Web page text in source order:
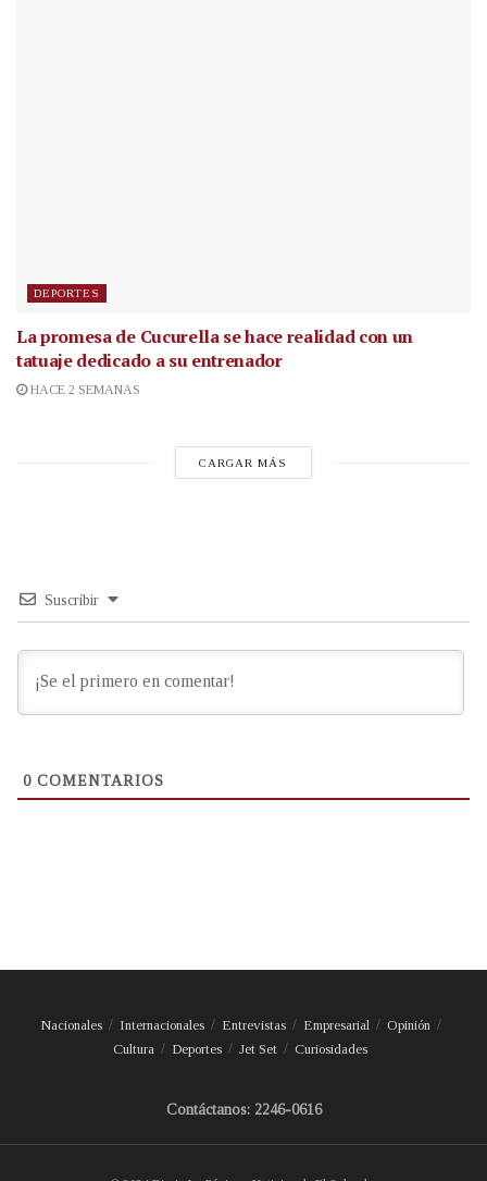
DEPORTES
La promesa de Cucurella se hace realidad con un
tatuaje dedicado a su entrenador
HACE 2 SEMANAS
CARGAR MÁS
Suscribir
0 COMENTARIOS
Nacionales Internacionales Entrevistas Empresarial
Opinión
Cultura
Deportes Jet Set Curiosidades
Contáctanos: 2246-0616